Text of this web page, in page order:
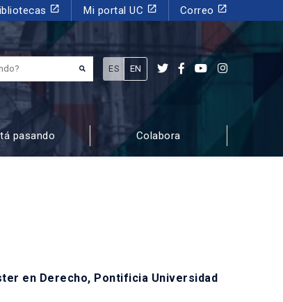
launch Mi portal UC launch Correo launch
estás buscando?
ES EN
pasando Colabora
en Derecho, Pontificia Universidad